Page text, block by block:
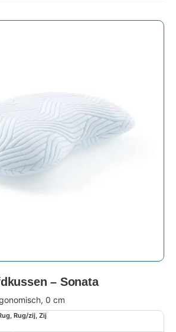
– Sonata
0 cm
Rug/zij, Zij